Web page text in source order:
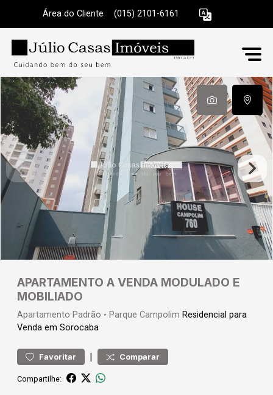
Área do Cliente (015) 2101-6161
APARTAMENTO A VENDA MODULADO E
MOBILIADO
Apartamento Padrão - Parque Campolim Residencial para
Venda em Sorocaba
Favoritar | Comparar
Compartilhe: